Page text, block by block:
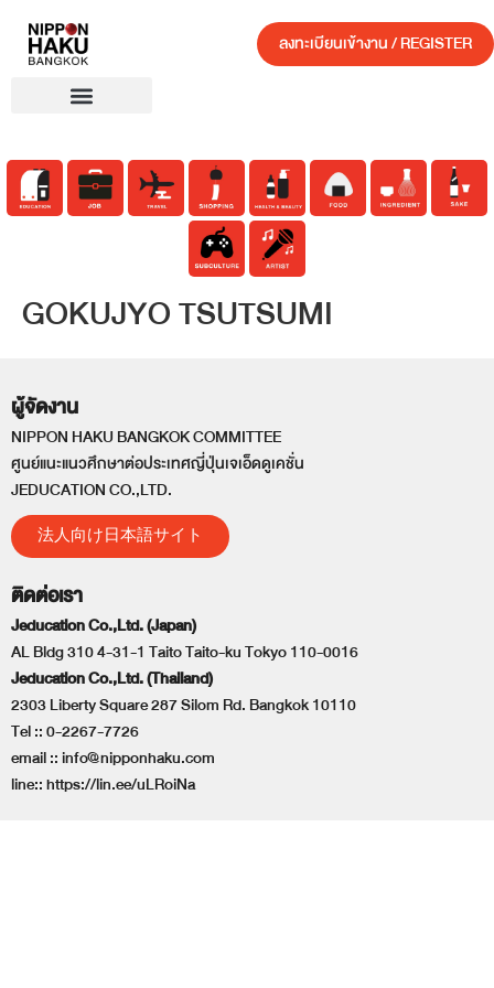
ลงทะเบียนเข้างาน / REGISTER
GOKUJYO TSUTSUMI
ผู้จัดงาน
NIPPON HAKU BANGKOK COMMITTEE
ศูนย์แนะแนวศึกษาต่อประเทศญี่ปุ่นเจเอ็ดดูเคชั่น
JEDUCATION CO.,LTD.
法人向け日本語サイト
ติดต่อเรา
Jeducation Co.,Ltd. (Japan)
AL Bldg 310 4-31-1 Taito Taito-ku Tokyo 110-0016
Jeducation Co.,Ltd. (Thailand)
2303 Liberty Square 287 Silom Rd. Bangkok 10110
Tel ::0-2267-7726
email ::info@nipponhaku.com
line::https://lin.ee/uLRoiNa